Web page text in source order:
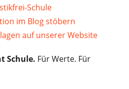
Schule
im Blog stöbern
auf unserer Website
Schule. Für Werte. Für